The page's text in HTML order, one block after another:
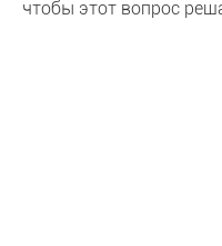
чтобы этот вопрос